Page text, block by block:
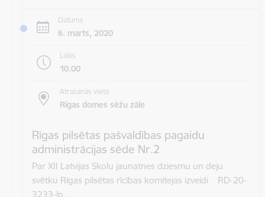
Datums
6. marts, 2020
Laiks
10.00
Atrašanās vieta
Rīgas domes sēžu zāle
Rīgas pilsētas pašvaldības pagaidu
administrācijas sēde Nr.2
Par XII Latvijas Skolu jaunatnes dziesmu un deju
svētku Rīgas pilsētas rīcības komitejas izveidi RD-20-
3233-lp…